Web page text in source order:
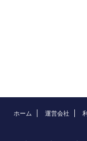
ホーム 運営会社